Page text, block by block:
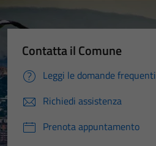
Contatta il Comune
Leggi le domande frequenti
Richiedi assistenza
Prenota appuntamento